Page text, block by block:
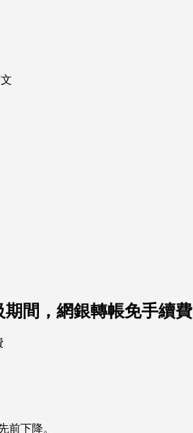
間，網銀轉帳免手續費
前下降。